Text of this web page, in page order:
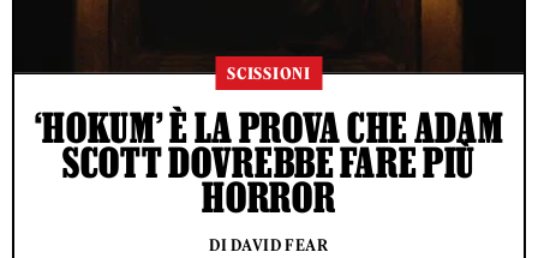
SCISSIONI
‘HOKUM’ È LA PROVA CHE ADAM
SCOTT DOVREBBE FARE PIÙ
HORROR
DI DAVID FEAR